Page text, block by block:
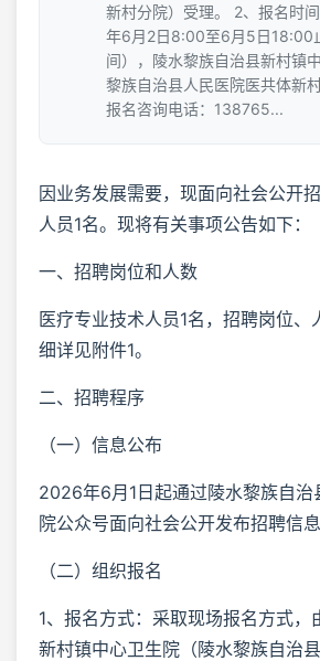
新村分院）受理。 2、报名时
年6月2日8:00至6月5日18:00
间），陵水黎族自治县新村镇
黎族自治县人民医院医共体新
报名咨询电话：138765...
因业务发展需要，现面向社会公开
人员1名。现将有关事项公告如下：
一、招聘岗位和人数
医疗专业技术人员1名，招聘岗位、
细详见附件1。
二、招聘程序
（一）信息公布
2026年6月1日起通过陵水黎族自治
院公众号面向社会公开发布招聘信息
（二）组织报名
1、报名方式：采取现场报名方式，
新村镇中心卫生院（陵水黎族自治